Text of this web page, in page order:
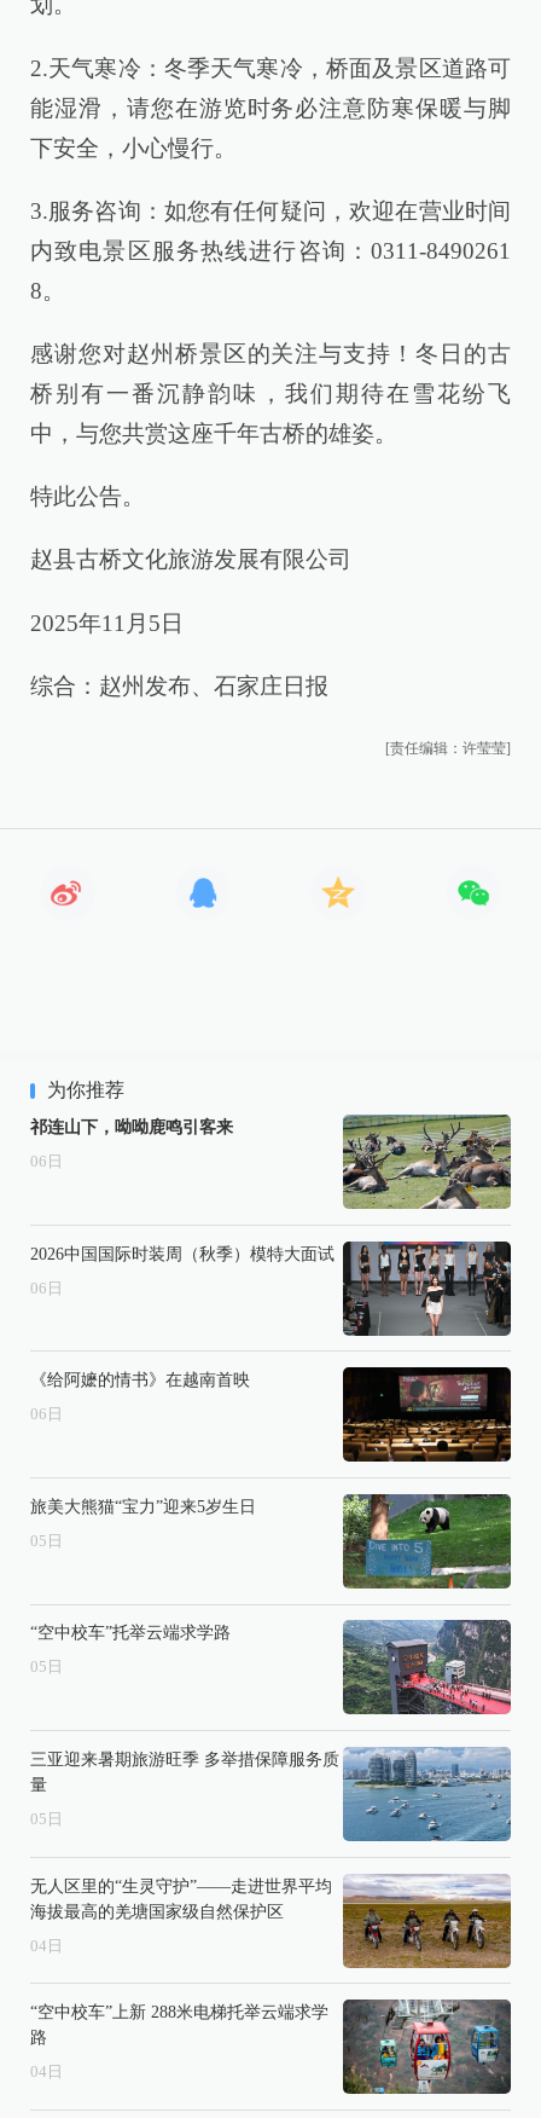
2.天气寒冷：冬季天气寒冷，桥面及景区道路可
能湿滑，请您在游览时务必注意防寒保暖与脚
下安全，小心慢行。
3.服务咨询：如您有任何疑问，欢迎在营业时间
内致电景区服务热线进行咨询：0311-8490261
8。
感谢您对赵州桥景区的关注与支持！冬日的古
桥别有一番沉静韵味，我们期待在雪花纷飞
中，与您共赏这座千年古桥的雄姿。
特此公告。
赵县古桥文化旅游发展有限公司
2025年11月5日
综合：赵州发布、石家庄日报
[责任编辑：许莹莹]
为你推荐
祁连山下，呦呦鹿鸣引客来
06 日
2026中国国际时装周（秋季）模特大面试
06 日
《给阿嬷的情书》在越南首映
06 日
旅美大熊猫“宝力”迎来5岁生日
05 日
“空中校车”托举云端求学路
05 日
三亚迎来暑期旅游旺季 多举措保障服务质
量
05 日
无人区里的“生灵守护”——走进世界平均
海拔最高的羌塘国家级自然保护区
04 日
“空中校车”上新 288米电梯托举云端求学
路
04 日